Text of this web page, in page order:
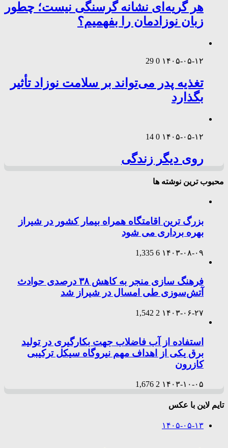
هر گریه‌ای نشانه گرسنگی نیست؛ چطور
زبان نوزادمان را بفهمیم؟
۱۴۰۵-۰۵-۱۲ 0
29
تغذیه پدر می‌تواند بر سلامت نوزاد تأثیر
بگذارد
۱۴۰۵-۰۵-۱۲ 0
14
روی دیگر زندگی
محبوب ترین نوشته ها
بزرگ ترین اقامتگاه همراه بیمار کشور در شیراز
بهره برداری می شود
۱۴۰۳-۰۸-۰۹ 6
1,335
فرهنگ سازی منجر به کاهش ۳۸ درصدی حوادث
آتش‌سوزی طی امسال در شیراز شد
۱۴۰۳-۰۶-۲۷ 2
1,542
استفاده از آب فاضلاب جهت بکارگیری در تولید
برق یکی از اهداف مهم نیروگاه سیکل ترکیبی
کازرون
۱۴۰۳-۱۰-۰۵ 2
1,676
تایم لاین با عکس
۱۴۰۵-۰۵-۱۳